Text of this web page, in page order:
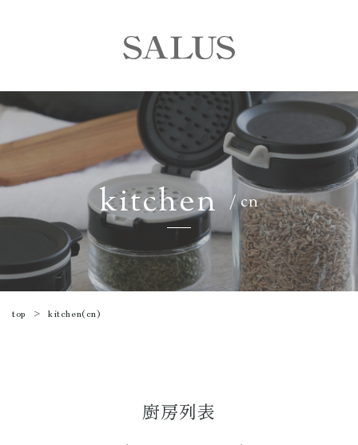
kitchen / cn
top > kitchen(cn)
廚房列表